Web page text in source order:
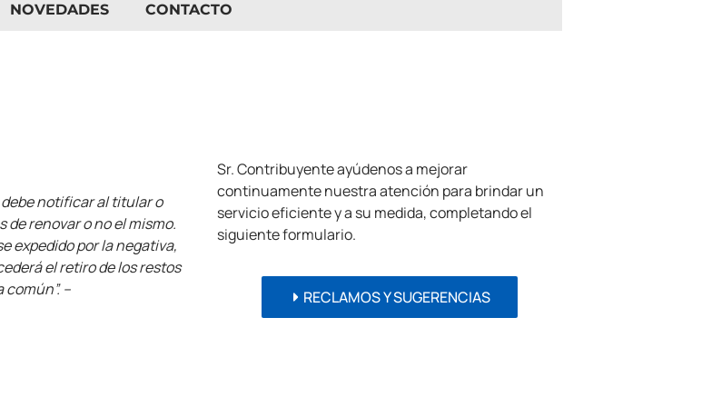
NOVEDADES CONTACTO
notificar al titular o
renovar o no el mismo.
expedido por la negativa,
el retiro de los restos
–
Sr. Contribuyente ayúdenos a mejorar
continuamente nuestra atención para brindar un
servicio eficiente y a su medida, completando el
siguiente formulario.
RECLAMOS Y SUGERENCIAS